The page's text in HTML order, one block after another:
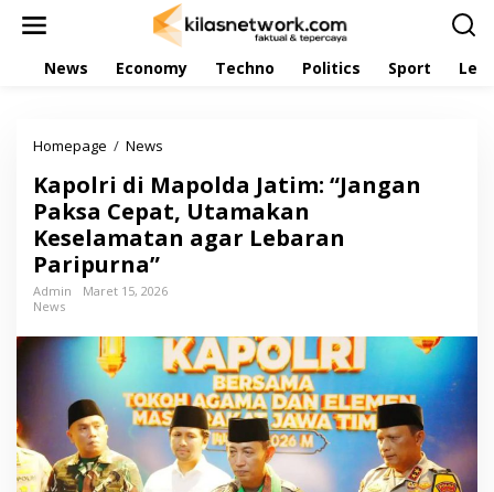
News Economy Techno Politics Sport
Homepage / News
p
o
l
r
d
a
p
l
d
a
J
Kapolri di Mapolda Jatim: “Jangan
Paksa Cepat, Utamakan
Keselamatan agar Lebaran
Paripurna”
Admin
Maret 15, 2026
News